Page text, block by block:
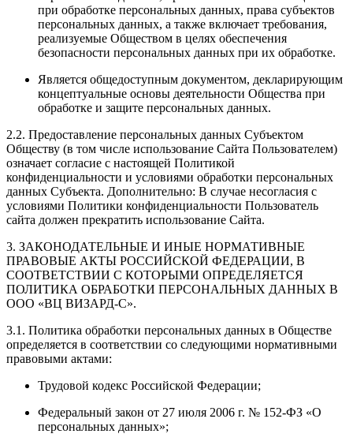
при обработке персональных данных, права субъектов
персональных данных, а также включает требования,
реализуемые Обществом в целях обеспечения
безопасности персональных данных при их обработке.
Является общедоступным документом, декларирующим
концептуальные основы деятельности Общества при
обработке и защите персональных данных.
2.2. Предоставление персональных данных Субъектом
Обществу (в том числе использование Сайта Пользователем)
означает согласие с настоящей Политикой
конфиденциальности и условиями обработки персональных
данных Субъекта. Дополнительно: В случае несогласия с
условиями Политики конфиденциальности Пользователь
сайта должен прекратить использование Сайта.
3. ЗАКОНОДАТЕЛЬНЫЕ И ИНЫЕ НОРМАТИВНЫЕ
ПРАВОВЫЕ АКТЫ РОССИЙСКОЙ ФЕДЕРАЦИИ, В
СООТВЕТСТВИИ С КОТОРЫМИ ОПРЕДЕЛЯЕТСЯ
ПОЛИТИКА ОБРАБОТКИ ПЕРСОНАЛЬНЫХ ДАННЫХ В
ООО «ВЦ ВИЗАРД-С».
3.1. Политика обработки персональных данных в Обществе
определяется в соответствии со следующими нормативными
правовыми актами:
Трудовой кодекс Российской Федерации;
Федеральный закон от 27 июля 2006 г. № 152-ФЗ «О
персональных данных»;